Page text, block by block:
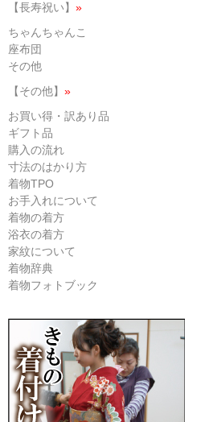
【長寿祝い】 »
ちゃんちゃんこ
座布団
その他
【その他】 »
お買い得・訳あり品
ギフト品
購入の流れ
寸法のはかり方
着物TPO
お手入れについて
着物の着方
浴衣の着方
家紋について
着物辞典
着物フォトブック